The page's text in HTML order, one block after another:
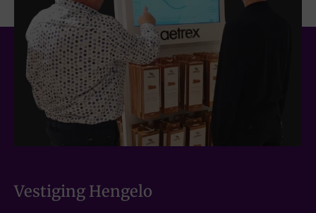
Vestiging Hengelo